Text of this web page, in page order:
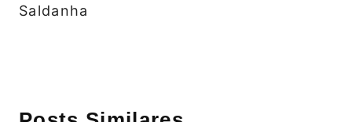
Saldanha